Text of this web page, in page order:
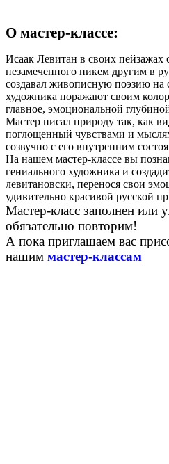
О мастер-классе:
Исаак Левитан в своих пейзажах
незамеченного никем другим в
создавал живописную поэзию на
художника поражают своим
главное, эмоциональной
Мастер писал природу так, как
поглощенный чувствами и
созвучно с его внутренним
На нашем мастер-классе вы
гениального художника и
левитановски, перенося свои
удивительно красивой русской
Мастер-класс заполнен или
обязательно повторим!
А пока приглашаем вас
нашим мастер-классам